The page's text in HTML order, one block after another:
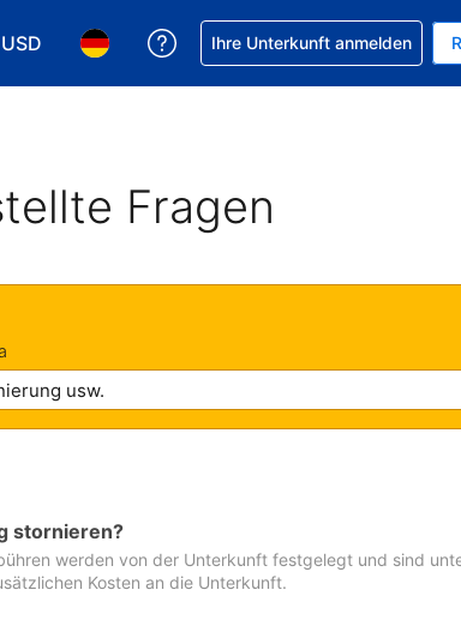
USD
Wählen Sie Ihre Währung. Ihre aktuelle Währung
Wählen Sie Ihre Sprache. Ihre aktuelle
Hilfe bei Ihrer Buchung
Ihre Unterkunft anmelden
Fragen
stornieren?
werden von der Unterkunft festgelegt und sind
Kosten an die Unterkunft.